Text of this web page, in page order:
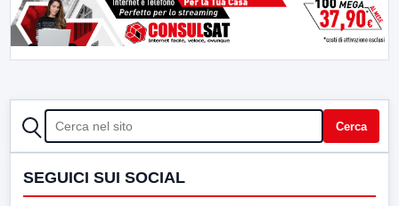
CERCA Cerca
SEGUICI SUI SOCIAL